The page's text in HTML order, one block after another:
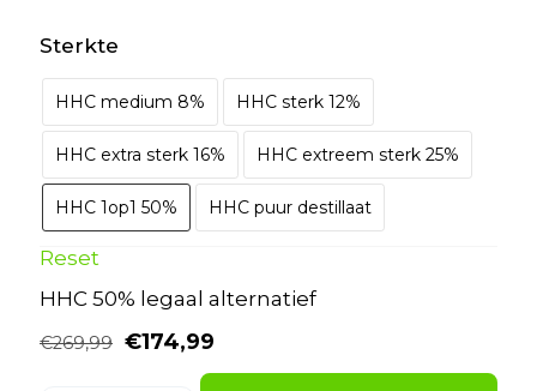
Sterkte
HHC medium 8% HHC sterk 12%
HHC extra sterk 16% HHC extreem sterk 25%
HHC 1op1 50% HHC puur destillaat
Reset
HHC 50% legaal alternatief
€269,99 Oorspronkelijke
€174,99